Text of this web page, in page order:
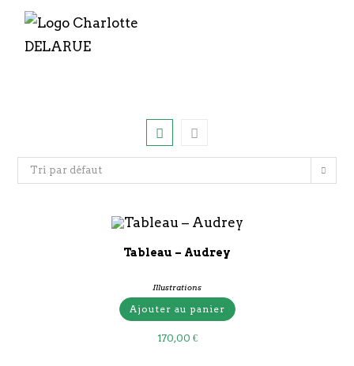
Tri par défaut
Tableau – Audrey
Illustrations
Ajouter au panier
170,00 €